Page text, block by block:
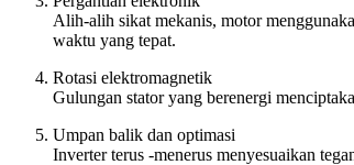
Alih-alih sikat mekanis, motor
waktu yang tepat.
Rotasi elektromagnetik
Gulungan stator yang berenergi
Umpan balik dan optimasi
Inverter terus -menerus menyesuaikan